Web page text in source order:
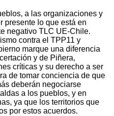
a las organizaciones y
presente lo que está en
negativo TLC UE-Chile.
contra el TPP11 y
marque una diferencia
y de Piñera,
críticas y su derecho a ser
de tomar conciencia de que
deberán negociarse
a los pueblos, y en
ya que los territorios que
por estos acuerdos.